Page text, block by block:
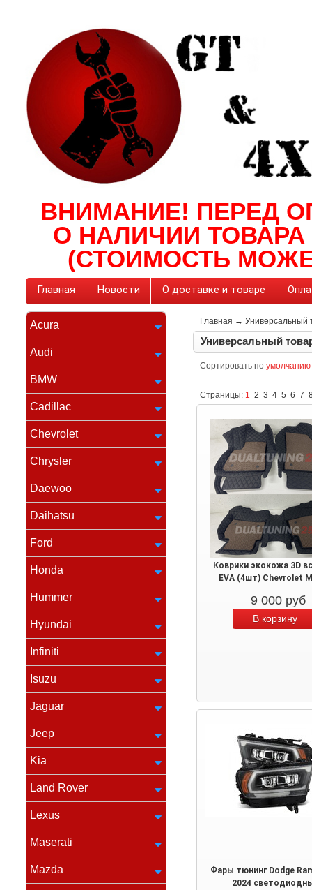
ВНИМАНИЕ! ПЕРЕД
О НАЛИЧИИ
(СТОИМОСТЬ
Главная Новости О доставке и товаре
Acura
Audi
BMW
Cadillac
Chevrolet
Chrysler
Daewoo
Daihatsu
Ford
Honda
Hummer
Hyundai
Infiniti
Isuzu
Jaguar
Jeep
Kia
Land Rover
Lexus
Maserati
Mazda
Главная → Универсальный
Универсальный
Сортировать по умолчанию
Страницы: 1 2 3 4 5 6 7
Коврики экокожа 3D
EVA (4шт) Chevrolet
9 000 руб
Фары тюнинг Dodge
2024